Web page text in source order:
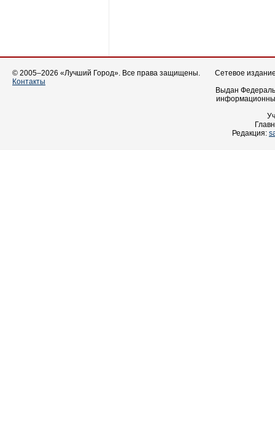
© 2005–2026 «Лучший Город». Все права защищены.
Контакты
Сетевое
Выдан
Редакция: